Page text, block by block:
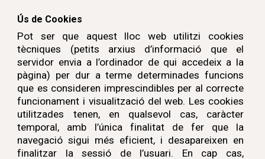
Ús de Cookies
Pot ser que aquest lloc web utilitzi cookies
tècniques (petits arxius d’informació que el
servidor envia a l’ordinador de qui accedeix a la
pàgina) per dur a terme determinades funcions
que es consideren imprescindibles per al correcte
funcionament i visualització del web. Les cookies
utilitzades tenen, en qualsevol cas, caràcter
temporal, amb l’única finalitat de fer que la
navegació sigui més eficient, i desapareixen en
finalitzar la sessió de l’usuari. En cap cas,